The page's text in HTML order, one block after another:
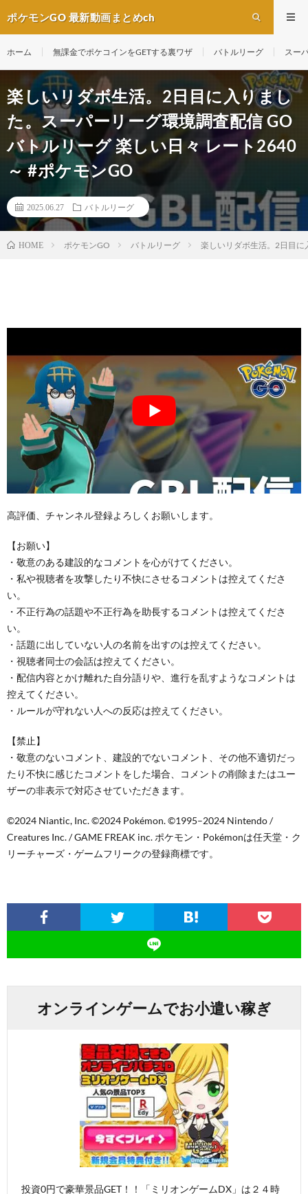
ポケモンGO 最新動画まとめch
ホーム 無課金でポケコインをGETする裏ワザ バトルリーグ スー
楽しいリダボ生活。2日目に入りまし
た。スーパーリーグ環境調査配信 GO
バトルリーグ 楽しい日々 レート2640
～ #ポケモンGO
2025.06.27 バトルリーグ
HOME ポケモンGO バトルリーグ 楽しいリダボ生活。2日目に
高評価、チャンネル登録よろしくお願いします。
【お願い】
・敬意のある建設的なコメントを心がけてください。
・私や視聴者を攻撃したり不快にさせるコメントは控えてくださ
い。
・不正行為の話題や不正行為を助長するコメントは控えてくださ
い。
・話題に出していない人の名前を出すのは控えてください。
・視聴者同士の会話は控えてください。
・配信内容とかけ離れた自分語りや、進行を乱すようなコメントは
控えてください。
・ルールが守れない人への反応は控えてください。
【禁止】
・敬意のないコメント、建設的でないコメント、その他不適切だっ
たり不快に感じたコメントをした場合、コメントの削除またはユー
ザーの非表示で対応させていただきます。
©2024 Niantic, Inc. ©2024 Pokémon. ©1995–2024 Nintendo /
Creatures Inc. / GAME FREAK inc. ポケモン・Pokémonは任天堂・ク
リーチャーズ・ゲームフリークの登録商標です。
オンラインゲームでお小遣い稼ぎ
投資0円で豪華景品GET！！「ミリオンゲームDX」は２４時